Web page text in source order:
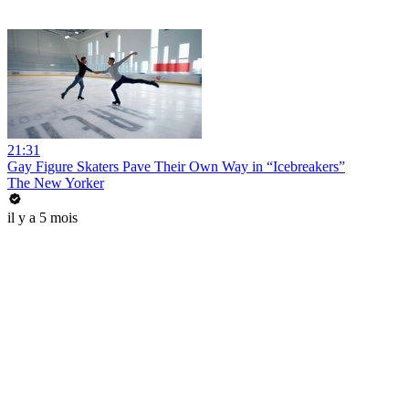
21:31
Gay Figure Skaters Pave Their Own Way in “Icebreakers”
The New Yorker
il y a 5 mois